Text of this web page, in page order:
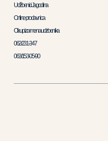
Udžbenici Jagodina
Online prodavnica
Otkup i zamena udzbenika
062/231-347
063/153-05-90